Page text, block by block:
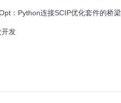
：Python连接SCIP优化套件的桥梁
开发